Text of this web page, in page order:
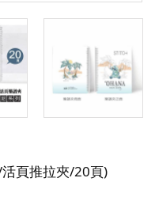
頁推拉夾/20頁)